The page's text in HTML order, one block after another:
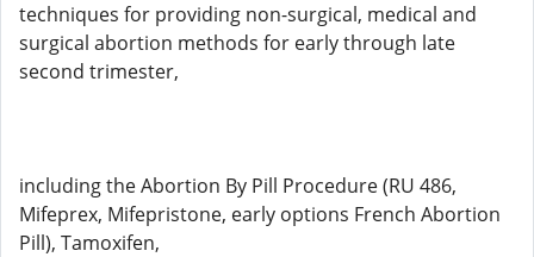
techniques for providing non-surgical, medical and
surgical abortion methods for early through late
second trimester,
including the Abortion By Pill Procedure (RU 486,
Mifeprex, Mifepristone, early options French Abortion
Pill), Tamoxifen,